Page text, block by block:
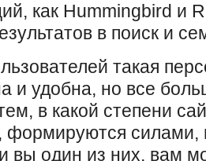
как Hummingbird и
в поиск и
такая
и удобна, но все
в какой степени
формируются
вы один из них, вам